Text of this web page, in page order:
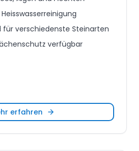
für verschiedenste Steinarten
verfügbar
erfahren